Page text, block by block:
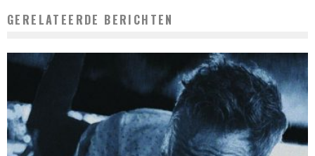
GERELATEERDE BERICHTEN